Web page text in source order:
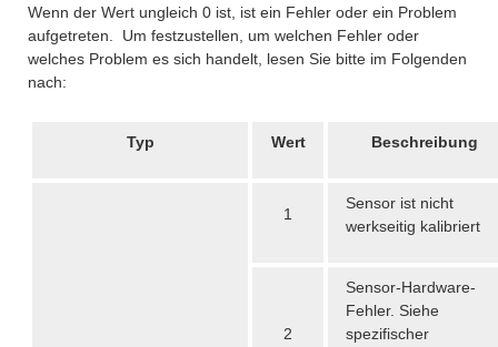
Wenn der Wert ungleich 0 ist, ist ein Fehler oder ein Problem
aufgetreten. Um festzustellen, um welchen Fehler oder
welches Problem es sich handelt, lesen Sie bitte im Folgenden
nach:
Typ Wert Beschreibung
1
Sensor ist nicht
werkseitig kalibriert
2
Sensor-Hardware-
Fehler. Siehe
spezifischer